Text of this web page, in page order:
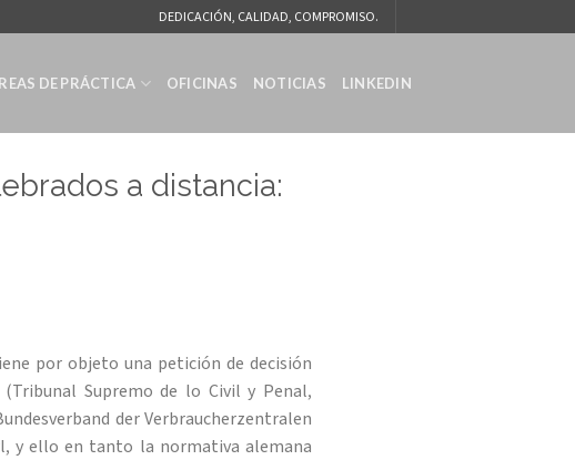
DEDICACIÓN, CALIDAD, COMPROMISO.
DE PRÁCTICA OFICINAS NOTICIAS LINKEDIN
a distancia:
por objeto una petición de decisión
Supremo de lo Civil y Penal,
der Verbraucherzentralen
y ello en tanto la normativa alemana